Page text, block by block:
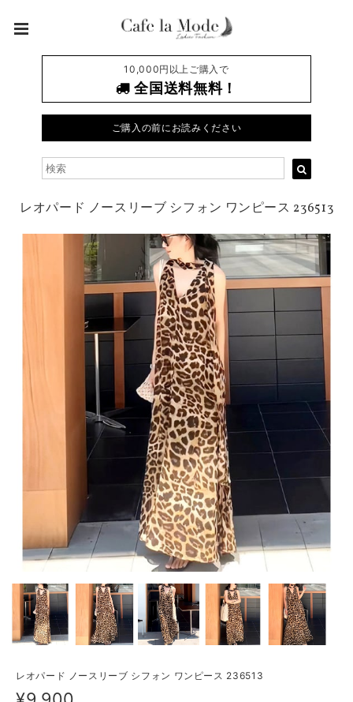
10,000円以上ご購入で
全国送料無料！
ご購入の前にお読みください
レオパード ノースリーブ シフォン ワンピース 236513
レオパード ノースリーブ シフォン ワンピース 236513